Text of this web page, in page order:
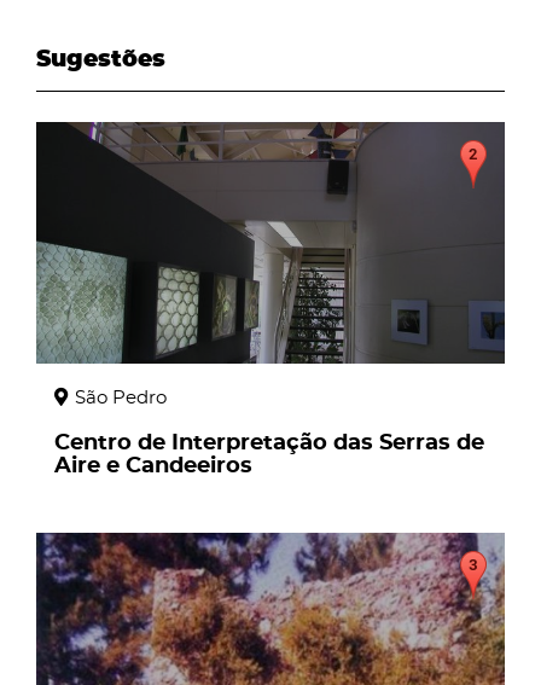
Sugestões
page
São Pedro
Centro de Interpretação das Serras de
Aire e Candeeiros
page